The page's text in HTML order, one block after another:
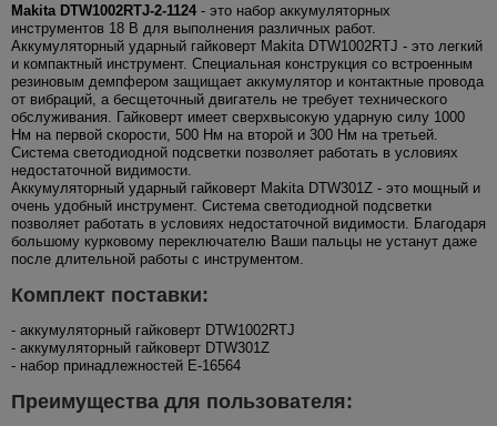
Makita DTW1002RTJ-2-1124 - это набор аккумуляторных
инструментов 18 В для выполнения различных работ.
Аккумуляторный ударный гайковерт Makita DTW1002RTJ - это легкий
и компактный инструмент. Специальная конструкция со встроенным
резиновым демпфером защищает аккумулятор и контактные провода
от вибраций, а бесщеточный двигатель не требует технического
обслуживания. Гайковерт имеет сверхвысокую ударную силу 1000
Нм на первой скорости, 500 Нм на второй и 300 Нм на третьей.
Система светодиодной подсветки позволяет работать в условиях
недостаточной видимости.
Аккумуляторный ударный гайковерт Makita DTW301Z - это мощный и
очень удобный инструмент. Система светодиодной подсветки
позволяет работать в условиях недостаточной видимости. Благодаря
большому курковому переключателю Ваши пальцы не устанут даже
после длительной работы с инструментом.
Комплект поставки:
- аккумуляторный гайковерт DTW1002RTJ
- аккумуляторный гайковерт DTW301Z
- набор принадлежностей E-16564
Преимущества для пользователя: